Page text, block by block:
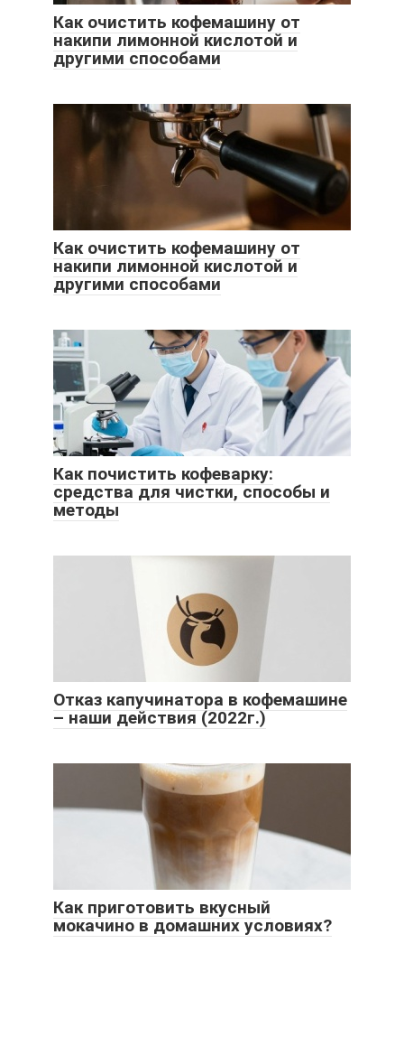
Как очистить кофемашину от
накипи лимонной кислотой и
другими способами
Как очистить кофемашину от
накипи лимонной кислотой и
другими способами
Как почистить кофеварку:
средства для чистки, способы и
методы
Отказ капучинатора в кофемашине
– наши действия (2022г.)
Как приготовить вкусный
мокачино в домашних условиях?